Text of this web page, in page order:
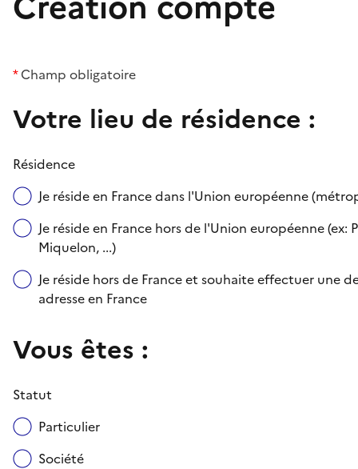
*Champ obligatoire
Votre lieu de résidence :
Résidence
Je réside en France dans l'Union européenne
Je réside en France hors de l'Union européenne
Miquelon, ...)
Je réside hors de France et souhaite effectuer une
adresse en France
Vous êtes :
Statut
Particulier
Société